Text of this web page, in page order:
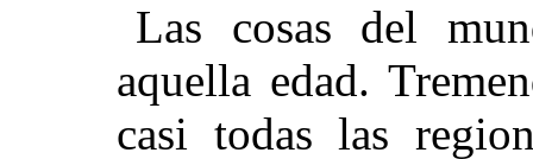
Las cosas del
aquella edad.
casi todas las